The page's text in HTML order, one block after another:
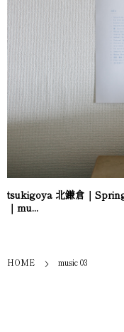
tsukigoya 北鎌倉｜
｜mu...
HOME music 03